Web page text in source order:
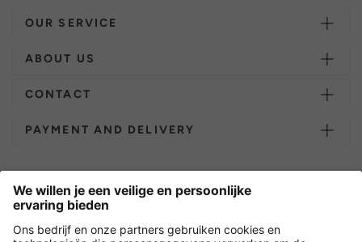
OUR SERVICE
ABOUT US
CONTACT
PAYMENT AND DELIVERY
Nederland